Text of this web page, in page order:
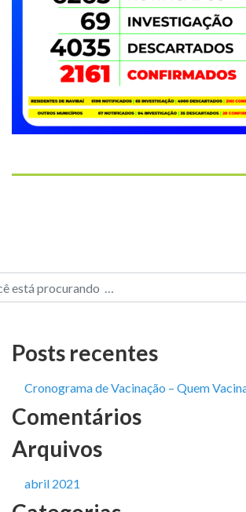
Posts recentes
Cronograma de Vacinação – Quem
Comentários
Arquivos
abril 2021